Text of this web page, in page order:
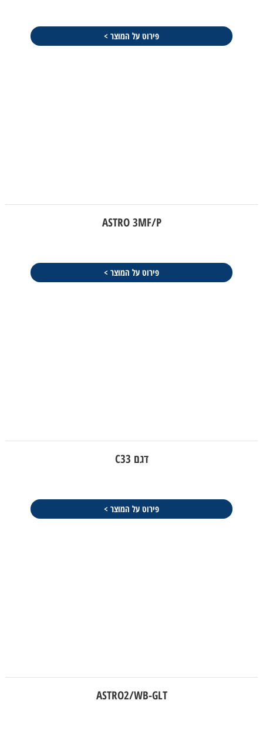
פירוט על המוצר >
ASTRO 3MF/P
פירוט על המוצר >
דגם C33
פירוט על המוצר >
ASTRO2/WB-GLT